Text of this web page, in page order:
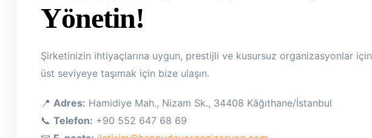
Yönetin!
Şirketinizin ihtiyaçlarına uygun, prestijli ve kusursuz organizasyonlar için
üst seviyeye taşımak için bize ulaşın.
📍 Adres: Hamidiye Mah., Nizam Sk., 34408 Kâğıthane/İstanbul
📞 Telefon: +90 552 647 68 69